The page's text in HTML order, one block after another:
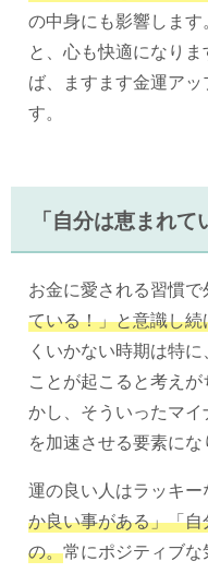
の中身にも影響しま
と、心も快適になり
ば、ますます金運ア
す。
「自分は恵まれ
お金に愛される習慣で
ている！」と意識し続
くいかない時期は特
ことが起こると考え
かし、そういったマ
を加速させる要素にな
運の良い人はラッキー
か良い事がある」「
の。常にポジティブ